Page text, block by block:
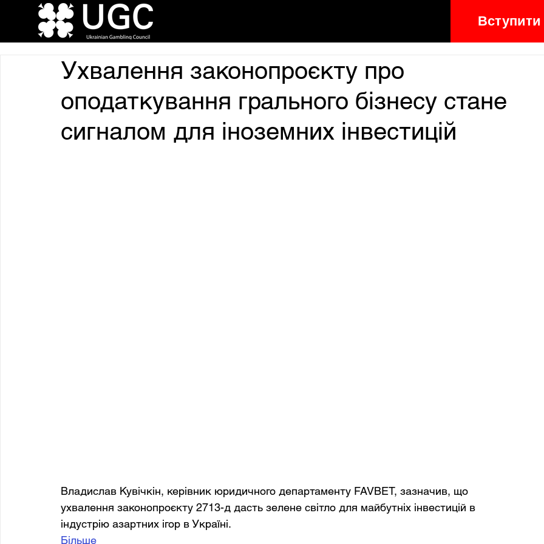
Вступити
Ухвалення законопроєкту про
оподаткування грального бізнесу стане
сигналом для іноземних інвестицій
Владислав Кувічкін, керівник юридичного департаменту FAVBET, зазначив, що
ухвалення законопроєкту 2713-д дасть зелене світло для майбутніх інвестицій в
індустрію азартних ігор в Україні.
Більше